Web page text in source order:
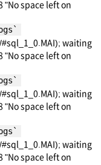
"No space left on
waiting
"No space left on
waiting
"No space left on
waiting
"No space left on